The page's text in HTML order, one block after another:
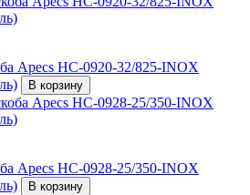
Apecs HC-0920-32/825-INOX
В корзину
Apecs HC-0928-25/350-INOX
В корзину